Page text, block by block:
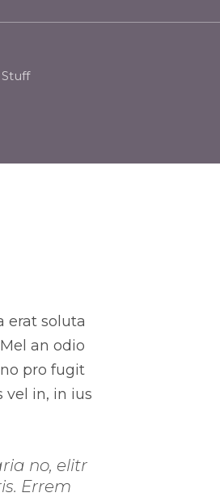
Stuff
erat soluta
an odio
pro fugit
vel in, in ius
no, elitr
Errem